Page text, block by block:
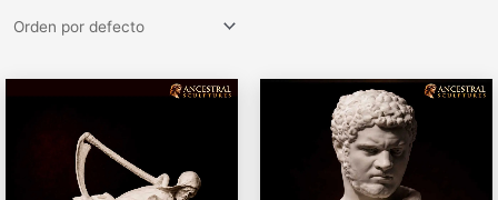
Rango
€81,95
hasta
múltiples
Rango
de
precios:
desde
€79,95
hasta
producto